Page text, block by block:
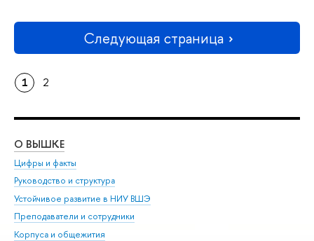
Следующая страница
1 2
О ВЫШКЕ
Цифры и факты
Руководство и структура
Устойчивое развитие в НИУ ВШЭ
Преподаватели и сотрудники
Корпуса и общежития